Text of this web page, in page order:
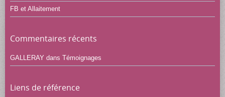
FB et Allaitement
Commentaires récents
GALLERAY dans Témoignages
Liens de référence